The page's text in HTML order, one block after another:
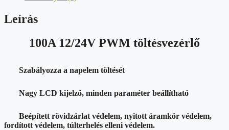
Leírás
100A 12/24V PWM töltésvezérlő
Szabályozza a napelem töltését
Nagy LCD kijelző, minden paraméter beállítható
Beépített rövidzárlat védelem, nyitott áramkör védelem,
fordított védelem, túlterhelés elleni védelem.